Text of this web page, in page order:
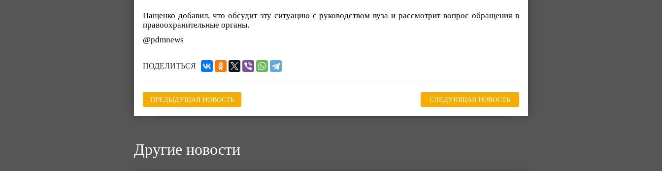
Пащенко добавил, что обсудит эту ситуацию с руководством вуза и рассмотрит вопрос обращения в
правоохранительные органы.
@pdmnews
ПОДЕЛИТЬСЯ
ПРЕДЫДУЩАЯ НОВОСТЬ СЛЕДУЮЩАЯ НОВОСТЬ
Другие новости